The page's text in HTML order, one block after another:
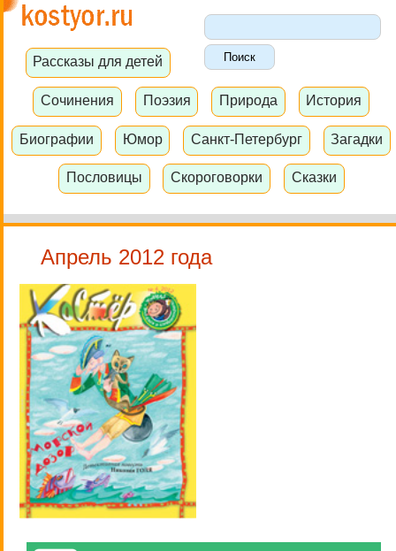
Рассказы для детей
Сочинения Поэзия Природа История
Биографии Юмор Санкт-Петербург Загадки
Пословицы Скороговорки Сказки
Апрель 2012 года